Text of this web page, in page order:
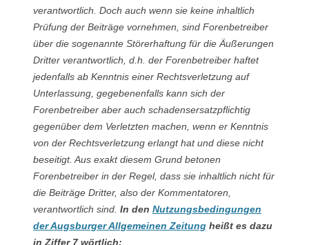
verantwortlich. Doch auch wenn sie keine inhaltlich
Prüfung der Beiträge vornehmen, sind Forenbetreiber
über die sogenannte Störerhaftung für die Äußerungen
Dritter verantwortlich, d.h. der Forenbetreiber haftet
jedenfalls ab Kenntnis einer Rechtsverletzung auf
Unterlassung, gegebenenfalls kann sich der
Forenbetreiber aber auch schadensersatzpflichtig
gegenüber dem Verletzten machen, wenn er Kenntnis
von der Rechtsverletzung erlangt hat und diese nicht
beseitigt. Aus exakt diesem Grund betonen
Forenbetreiber in der Regel, dass sie inhaltlich nicht für
die Beiträge Dritter, also der Kommentatoren,
verantwortlich sind. In den Nutzungsbedingungen
der Augsburger Allgemeinen Zeitung heißt es dazu
in Ziffer 7 wörtlich: